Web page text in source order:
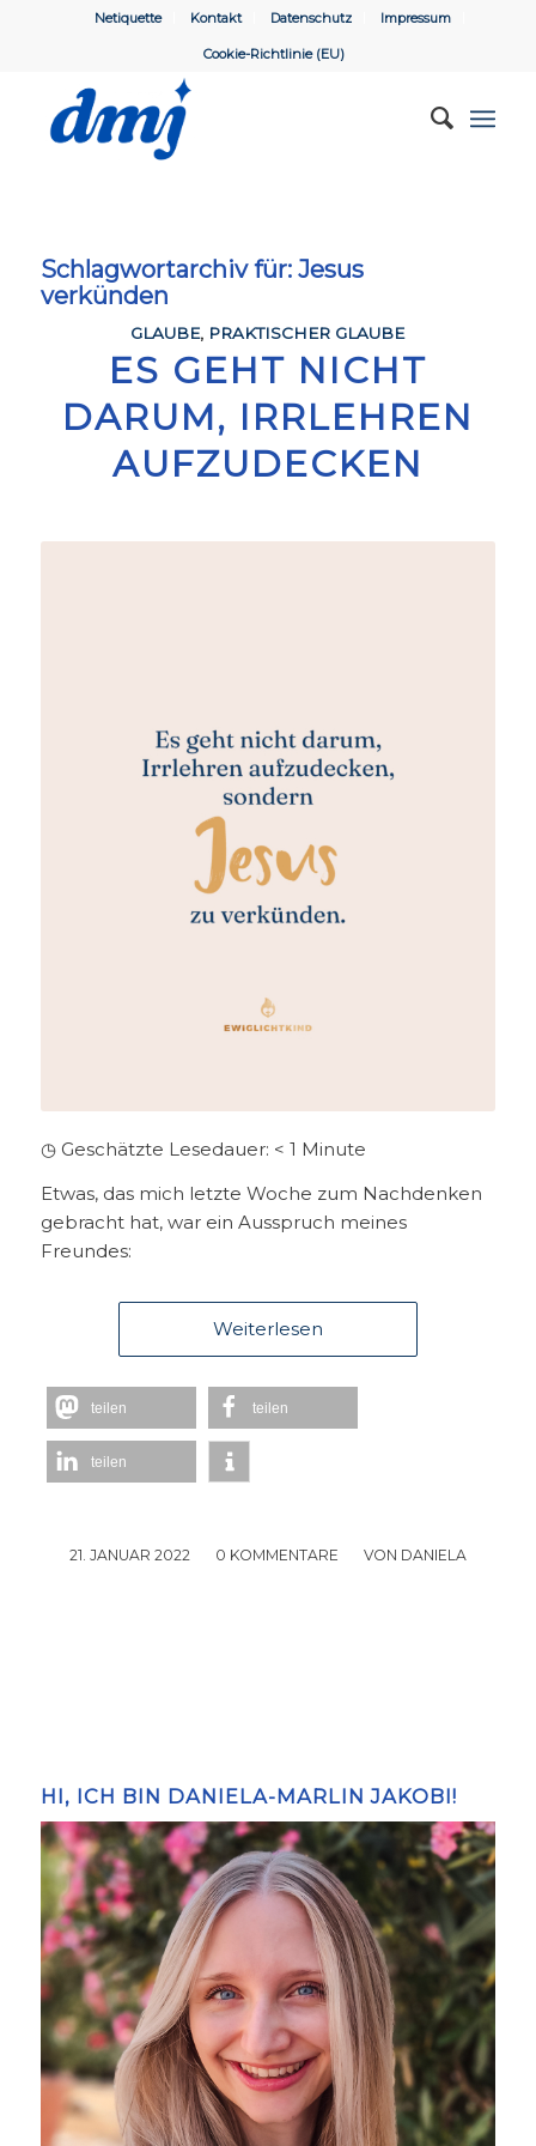
Netiquette Kontakt Datenschutz Impressum
Cookie-Richtlinie (EU)
Schlagwortarchiv für: Jesus
verkünden
GLAUBE, PRAKTISCHER GLAUBE
ES GEHT NICHT
DARUM, IRRLEHREN
AUFZUDECKEN
◷ Geschätzte Lesedauer: < 1 Minute
Etwas, das mich letzte Woche zum Nachdenken
gebracht hat, war ein Ausspruch meines
Freundes:
Weiterlesen
teilen teilen
teilen
21. JANUAR 2022
/ 0 KOMMENTARE
/ VON DANIELA
HI, ICH BIN DANIELA-MARLIN JAKOBI!